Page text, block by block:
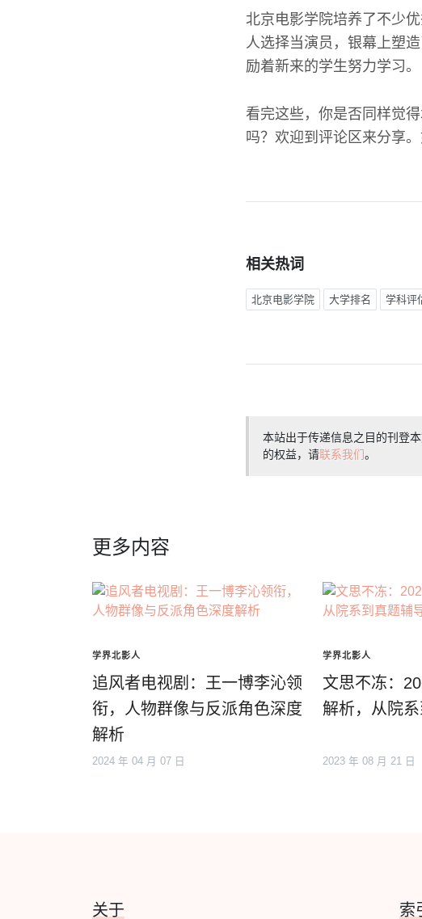
北京电影学院培养了不少
人选择当演员，银幕上塑
励着新来的学生努力学习。
看完这些，你是否同样觉
吗？欢迎到评论区来分享
相关热词
北京电影学院 大学排名 学科评
本站出于传递信息之目的刊登
的权益，请联系我们。
更多内容
学界北影人
追风者电视剧：王一博李沁领
衔，人物群像与反派角色深度
解析
2024 年 04 月 07 日
学界北影人
文思不冻：
解析，从院
2023 年 08 月 21 日
关于 索